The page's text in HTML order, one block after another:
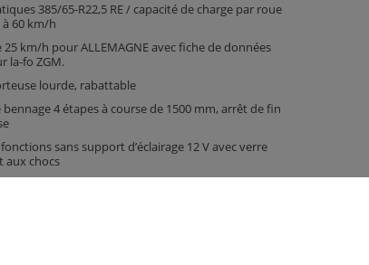
385/65-R22,5 RE / capacité de charge par roue
à 60 km/h
25 km/h pour ALLEMAGNE avec fiche de données
la-fo ZGM.
lourde, rabattable
bennage 4 étapes à course de 1500 mm, arrêt de fin
sans support d’éclairage 12 V avec verre
aux chocs